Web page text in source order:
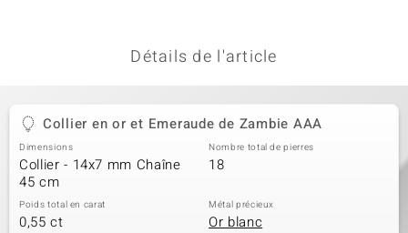
Détails de l'article
Collier en or et Emeraude de Zambie AAA
Dimensions
Collier - 14x7 mm Chaîne
45 cm
Nombre total de pierres
18
Poids total en carat
0,55 ct
Métal précieux
Or blanc